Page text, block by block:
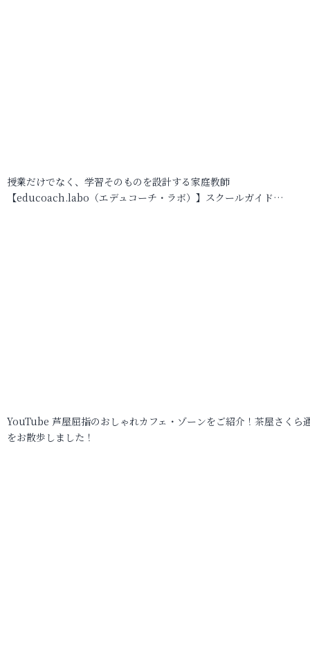
授業だけでなく、学習そのものを設計する家庭教師
【educoach.labo（エデュコーチ・ラボ）】スクールガイド…
YouTube 芦屋屈指のおしゃれカフェ・ゾーンをご紹介！茶屋さくら
をお散歩しました！